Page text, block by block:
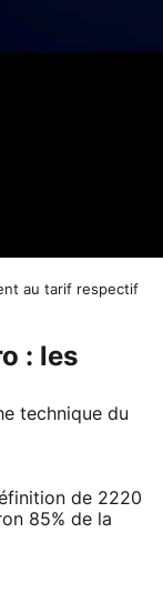
au tarif respectif
: les
technique du
de 2220
85% de la